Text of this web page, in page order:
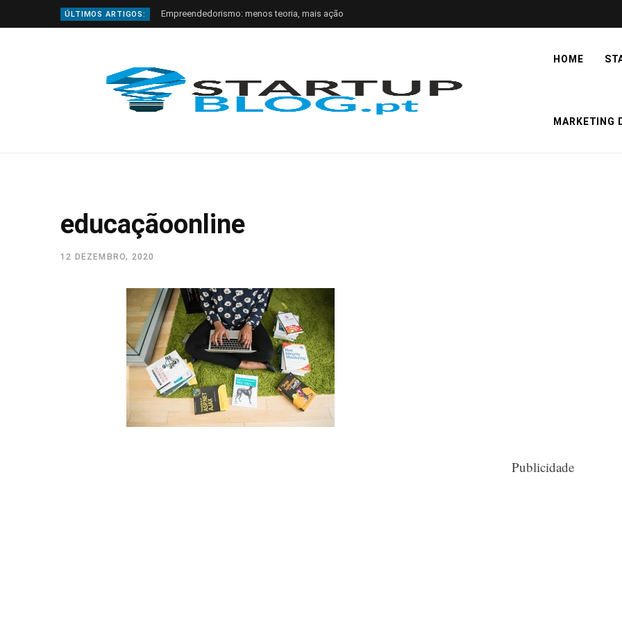
ÚLTIMOS ARTIGOS: Empreendedorismo: menos teoria, mais ação
HOME
MARKETING
educaçãoonline
12 DEZEMBRO, 2020
Publicidade